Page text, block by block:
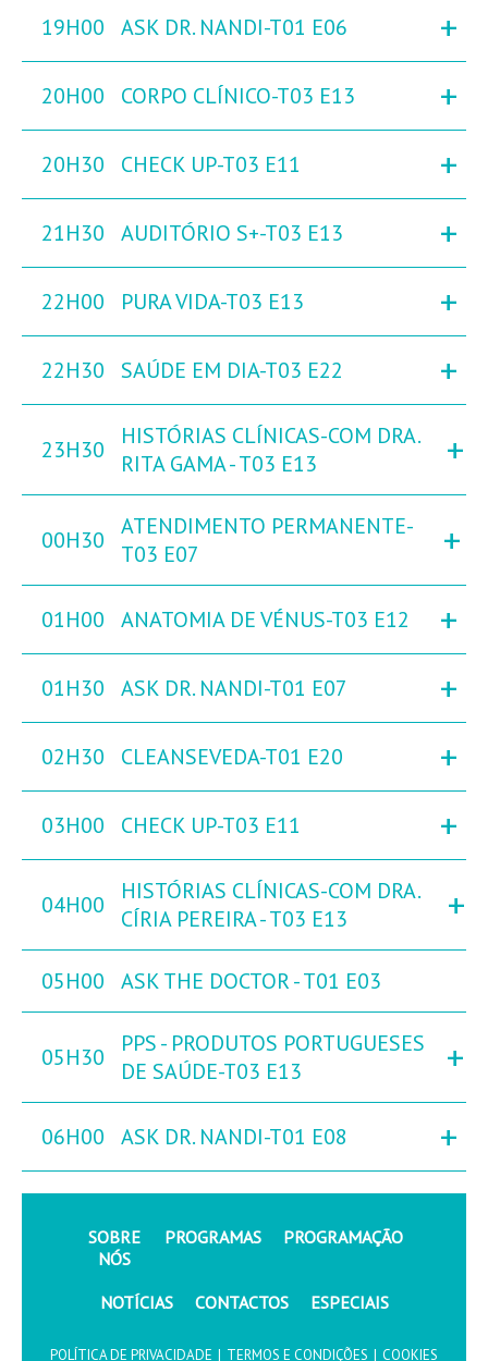
19H00 ASK DR. NANDI-T01 E06 +
20H00 CORPO CLÍNICO-T03 E13 +
20H30 CHECK UP-T03 E11 +
21H30 AUDITÓRIO S+-T03 E13 +
22H00 PURA VIDA-T03 E13 +
22H30 SAÚDE EM DIA-T03 E22 +
23H30
HISTÓRIAS CLÍNICAS-COM DRA.
RITA GAMA - T03 E13
+
00H30
ATENDIMENTO PERMANENTE-
T03 E07
+
01H00 ANATOMIA DE VÉNUS-T03 E12 +
01H30 ASK DR. NANDI-T01 E07 +
02H30 CLEANSEVEDA-T01 E20 +
03H00 CHECK UP-T03 E11 +
04H00
HISTÓRIAS CLÍNICAS-COM DRA.
CÍRIA PEREIRA - T03 E13
+
05H00 ASK THE DOCTOR - T01 E03
05H30
PPS - PRODUTOS PORTUGUESES
DE SAÚDE-T03 E13
+
06H00 ASK DR. NANDI-T01 E08 +
SOBRE
NÓS
PROGRAMAS PROGRAMAÇÃO
NOTÍCIAS CONTACTOS ESPECIAIS
POLÍTICA DE PRIVACIDADE | TERMOS E CONDIÇÕES | COOKIES